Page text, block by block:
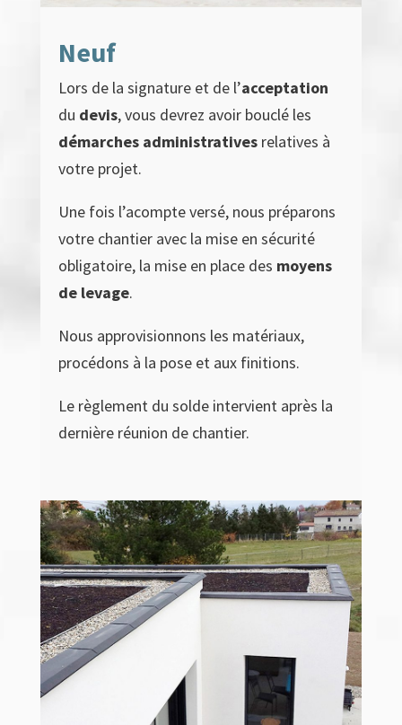
Neuf
Lors de la signature et de l’acceptation
du devis, vous devrez avoir bouclé les
démarches administrativesrelatives à
votre projet.
Une fois l’acompte versé, nous préparons
votre chantier avec la mise en sécurité
obligatoire, la mise en place des moyens
de levage.
Nous approvisionnons les matériaux,
procédons à la pose et aux finitions.
Le règlement du solde intervient après la
dernière réunion de chantier.